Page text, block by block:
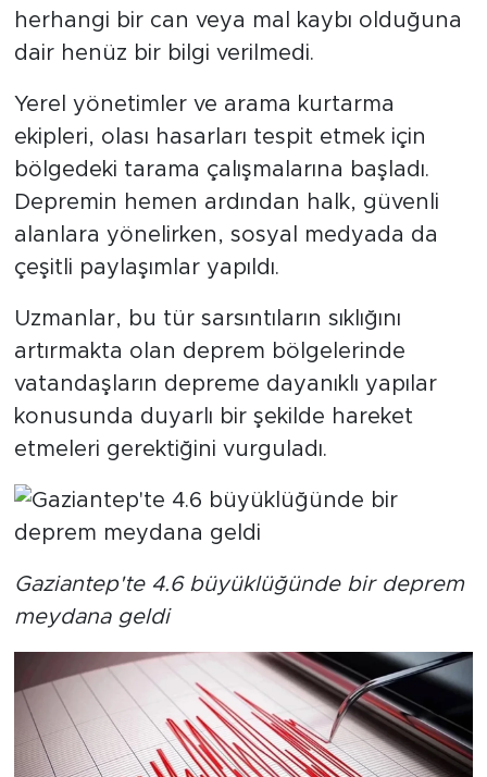
herhangi bir can veya mal kaybı olduğuna
dair henüz bir bilgi verilmedi.
Yerel yönetimler ve arama kurtarma
ekipleri, olası hasarları tespit etmek için
bölgedeki tarama çalışmalarına başladı.
Depremin hemen ardından halk, güvenli
alanlara yönelirken, sosyal medyada da
çeşitli paylaşımlar yapıldı.
Uzmanlar, bu tür sarsıntıların sıklığını
artırmakta olan deprem bölgelerinde
vatandaşların depreme dayanıklı yapılar
konusunda duyarlı bir şekilde hareket
etmeleri gerektiğini vurguladı.
Gaziantep'te 4.6 büyüklüğünde bir deprem
meydana geldi